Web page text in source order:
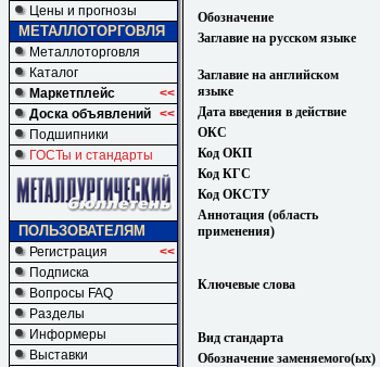
Цены и прогнозы
МЕТАЛЛОТОРГОВЛЯ
Металлоторговля
Каталог
Маркетплейс
<<
Доска объявлений <<
Подшипники
ГОСТы и стандарты
ПОЛЬЗОВАТЕЛЯМ
Регистрация
<<
Подписка
Вопросы FAQ
Разделы
Информеры
Выставки
Обозначение
Заглавие на русском языке
Заглавие на английском
языке
Дата введения в действие
ОКС
Код ОКП
Код КГС
Код ОКСТУ
Аннотация (область
применения)
Ключевые слова
Вид стандарта
Обозначение заменяемого(ых)